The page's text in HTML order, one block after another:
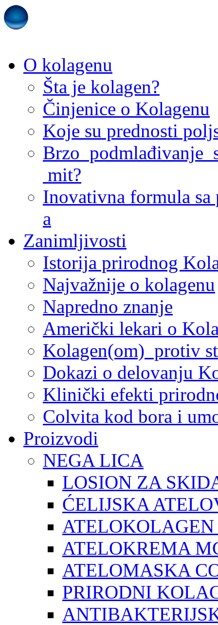
O kolagenu
Šta je kolagen?
Činjenice o Kolagenu
Koje su prednosti
Brzo podmlađivanje
mit?
Inovativna formula
a
Zanimljivosti
Istorija prirodnog
Najvažnije o kolagenu
Napredno znanje
Američki lekari o
Kolagen(om) protiv
Dokazi o delovanju
Klinički efekti
Colvita kod bora i
Proizvodi
NEGA LICA
LOSION ZA
ĆELIJSKA
ATELOKOLAGEN
ATELOKREMA
ATELOMASKA
PRIRODNI